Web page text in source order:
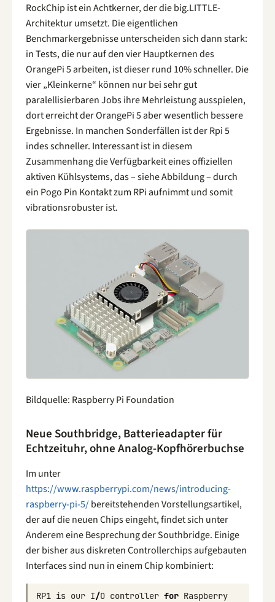
RockChip ist ein Achtkerner, der die big.LITTLE-
Architektur umsetzt. Die eigentlichen
Benchmarkergebnisse unterscheiden sich dann stark:
in Tests, die nur auf den vier Hauptkernen des
OrangePi 5 arbeiten, ist dieser rund 10% schneller. Die
vier „Kleinkerne“ können nur bei sehr gut
paralellisierbaren Jobs ihre Mehrleistung ausspielen,
dort erreicht der OrangePi 5 aber wesentlich bessere
Ergebnisse. In manchen Sonderfällen ist der Rpi 5
indes schneller. Interessant ist in diesem
Zusammenhang die Verfügbarkeit eines offiziellen
aktiven Kühlsystems, das – siehe Abbildung – durch
ein Pogo Pin Kontakt zum RPi aufnimmt und somit
vibrationsrobuster ist.
Bildquelle: Raspberry Pi Foundation
Neue Southbridge, Batterieadapter für
Echtzeituhr, ohne Analog-Kopfhörerbuchse
Im unter
https://www.raspberrypi.com/news/introducing-
raspberry-pi-5/bereitstehenden Vorstellungsartikel,
der auf die neuen Chips eingeht, findet sich unter
Anderem eine Besprechung der Southbridge. Einige
der bisher aus diskreten Controllerchips aufgebauten
Interfaces sind nun in einem Chip kombiniert:
RP1 is our I/O controller for Raspberry